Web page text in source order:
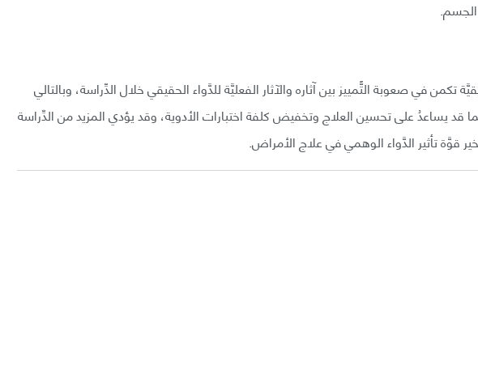
تكمن في صعوبة التًّمييز بين آثاره والآثار الفعليَّة للدَّواء الحقيقي خلال الدِّراسة، وبالتالي
قد يساعدُ على تحسين العلاج وتخفيض كلفة اختبارات الأدوية، وقد يؤدي المزيد من الدِّراسة
قوَّة تأثير الدَّواء الوهمي في علاج الأمراض.